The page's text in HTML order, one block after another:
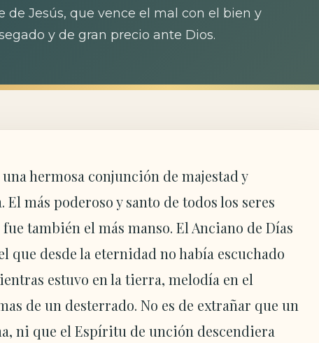
Jesús, que vence el mal con el bien y
y de gran precio ante Dios.
hermosa conjunción de majestad y
más poderoso y santo de todos los seres
también el más manso. El Anciano de Días
que desde la eternidad no había escuchado
estuvo en la tierra, melodía en el
de un desterrado. No es de extrañar que un
ni que el Espíritu de unción descendiera